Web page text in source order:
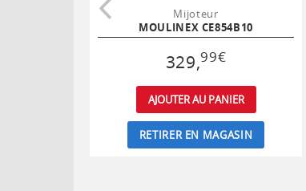
Mijoteur
MOULINEX CE854B10
329,99€
AJOUTER AU PANIER
RETIRER EN MAGASIN